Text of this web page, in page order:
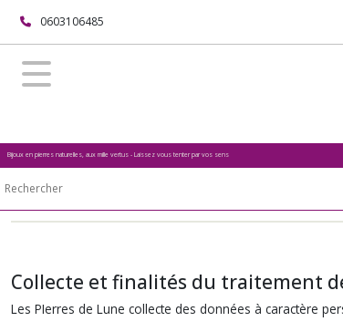
0603106485
Bijoux en pierres naturelles, aux mille vertus - Laissez vous tenter par vos sens
Collecte et finalités du traitement
Les PIerres de Lune collecte des données à caractère